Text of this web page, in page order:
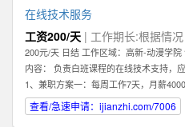
6、负责公司产品包括网页和手机应用程
用体验； 7、根据项目具体要求解决各类
年以上相关专业工作经验。 2、熟练使用
Flash等；掌握HTML，XHTML，CSS，
具有丰富的视觉创作经验和独到的审美
能力,有丰富的网页设计经验. 有意向的
在线技术服务
工资200/天 | 工作期长:根据情
200元/天 日结 工作区域：高新-动漫学
内容： 负责白班课程的在线技术支持，
1、兼职方案一：每周工作7天，月薪
周，月薪2000元 3、7月9日开始正式上
系方式 王先生
查看/急速申请：ijianzhi.com/7006